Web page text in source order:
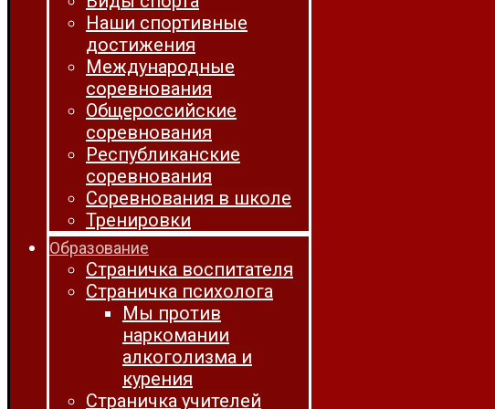
Наши спортивные
достижения
Международные
соревнования
Общероссийские
соревнования
Республиканские
соревнования
Соревнования в школе
Тренировки
Образование
Страничка воспитателя
Страничка психолога
Мы против
наркомании
алкоголизма и
курения
Страничка учителей